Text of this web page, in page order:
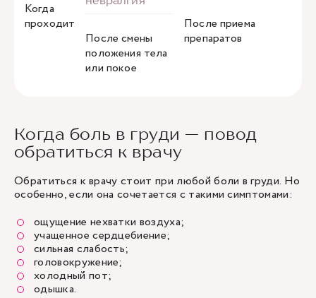
Когда
проходит
После смены
положения тела
или покое
После приема
препаратов
Когда боль в груди — повод
обратиться к врачу
Обратиться к врачу стоит при любой боли в груди. Но
особенно, если она сочетается с такими симптомами:
ощущение нехватки воздуха;
учащенное сердцебиение;
сильная слабость;
головокружение;
холодный пот;
одышка.